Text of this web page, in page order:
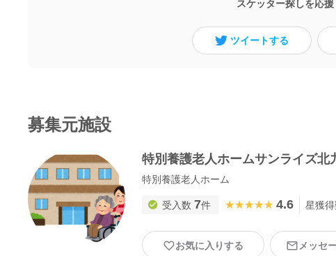
スケッター探しを応援
ツイートする
募集元施設
特別養護老人ホームサンライズ北
特別養護老人ホーム
受入数 7件 ★★★★★
★★★★★ 4.6 星獲得
お気に入りする メッセ